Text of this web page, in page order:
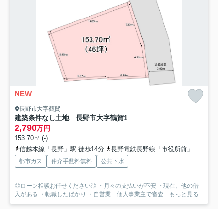
NEW
長野市大字鶴賀
建築条件なし土地 長野市大字鶴賀1
2,790万円
153.70㎡ (-)
信越本線「長野」駅 徒歩14分
長野電鉄長野線「市役所前」駅 徒歩12分
都市ガス 仲介手数料無料 公共下水
◎ローン相談お任せください◎ ・月々の支払いが不安 ・現在、他の借
入がある ・転職したばかり ・自営業 個人事業主で審査... もっと見る